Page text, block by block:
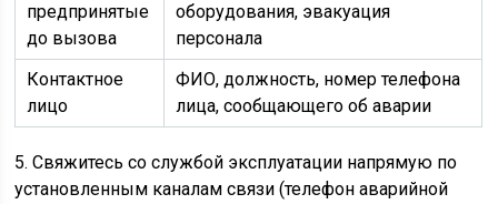
предпринятые
до вызова
оборудования, эвакуация
персонала
Контактное
лицо
ФИО, должность, номер телефона
лица, сообщающего об аварии
5. Свяжитесь со службой эксплуатации напрямую по
установленным каналам связи (телефон аварийной